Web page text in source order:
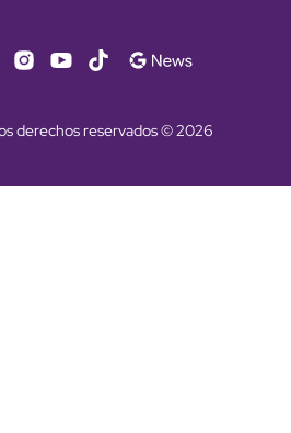
derechos reservados © 2026